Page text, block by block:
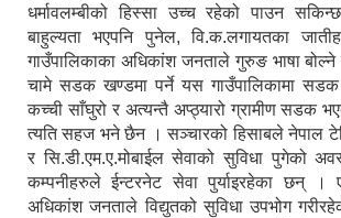
धर्मावलम्बीको हिस्सा उच्च रहेको पाउन
बाहुल्यता भएपनि पुनेल, वि.क.लगायतका
गाउँपालिकाका अधिकांश जनताले गुरुङ भाषा
चामे सडक खण्डमा पर्ने यस गाउँपालिकामा सडक
कच्ची साँघुरो र अत्यन्तै अप्ठ्यारो ग्रामीण सडक
त्यति सहज भने छैन । सञ्चारको हिसाबले नेपाल
र सि.डी.एम.ए.मोबाईल सेवाको सुविधा पुगेको
कम्पनीहरुले ईन्टरनेट सेवा पुर्याइरहेका छन् ।
अधिकांश जनताले विद्युतको सुविधा उपभोग